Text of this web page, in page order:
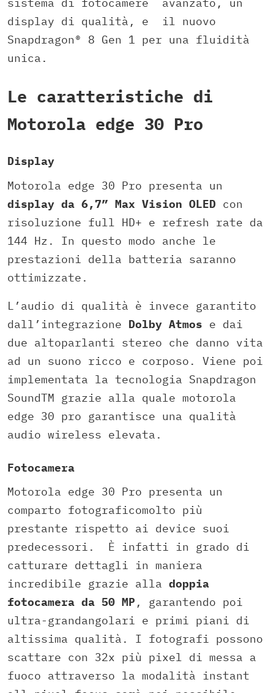
sistema di fotocamere avanzato, un
display di qualità, e il nuovo
Snapdragon® 8 Gen 1 per una fluidità
unica.
Le caratteristiche di
Motorola edge 30 Pro
Display
Motorola edge 30 Pro presenta un
display da 6,7” Max Vision OLED con
risoluzione full HD+ e refresh rate da
144 Hz. In questo modo anche le
prestazioni della batteria saranno
ottimizzate.
L’audio di qualità è invece garantito
dall’integrazione Dolby Atmos e dai
due altoparlanti stereo che danno vita
ad un suono ricco e corposo. Viene poi
implementata la tecnologia Snapdragon
SoundTM grazie alla quale motorola
edge 30 pro garantisce una qualità
audio wireless elevata.
Fotocamera
Motorola edge 30 Pro presenta un
comparto fotograficomolto più
prestante rispetto ai device suoi
predecessori. È infatti in grado di
catturare dettagli in maniera
incredibile grazie alla doppia
fotocamera da 50 MP , garantendo poi
ultra-grandangolari e primi piani di
altissima qualità. I fotografi possono
scattare con 32x più pixel di messa a
fuoco attraverso la modalità instant